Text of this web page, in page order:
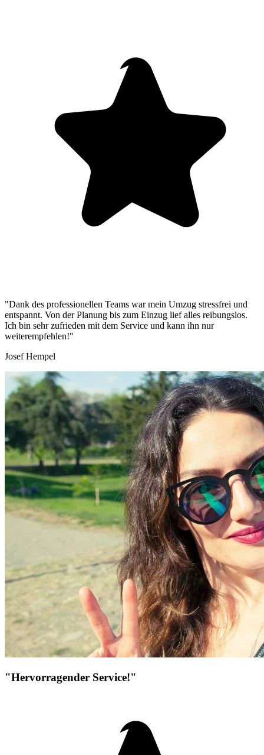
"Dank des professionellen Teams war mein Umzug stressfrei und
entspannt. Von der Planung bis zum Einzug lief alles reibungslos.
Ich bin sehr zufrieden mit dem Service und kann ihn nur
weiterempfehlen!"
Josef Hempel
"Hervorragender Service!"